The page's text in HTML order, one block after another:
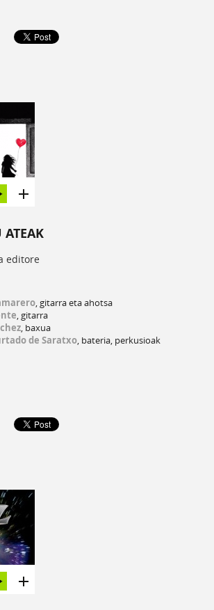
ATEAK
editore
, gitarra eta ahotsa
, gitarra
, baxua
de Saratxo, bateria, perkusioak